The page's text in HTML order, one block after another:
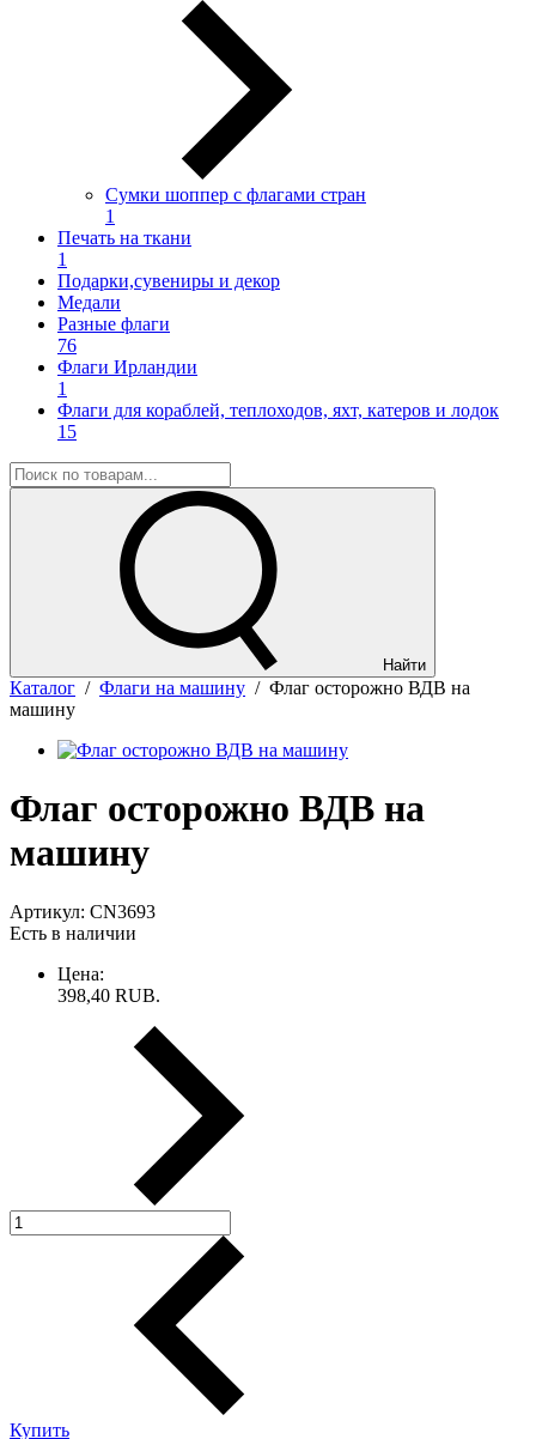
Сумки шоппер с флагами стран
1
Печать на ткани
1
Подарки,сувениры и декор
Медали
Разные флаги
76
Флаги Ирландии
1
Флаги для кораблей, теплоходов, яхт, катеров и лодок
15
Найти
Каталог / Флаги на машину / Флаг осторожно ВДВ на
машину
Флаг осторожно ВДВ на
машину
Артикул: CN3693
Есть в наличии
Цена:
398,40 RUB.
Купить